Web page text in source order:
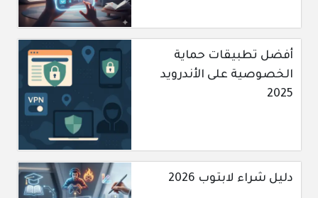
أفضل تطبيقات حماية
الخصوصية على الأندرويد
2025
دليل شراء لابتوب 2026